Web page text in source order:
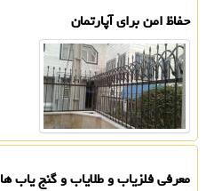
حفاظ امن برای آپارتمان
معرفی فلزیاب و طلایاب و گنج یاب ها